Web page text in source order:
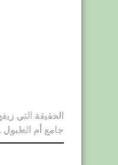
الحقيقة التي
جامع أم الطبول